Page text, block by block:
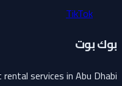
TikTok
بوك بوت
services in Abu Dhabi.